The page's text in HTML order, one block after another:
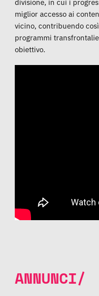
miglior accesso ai
vicino, contribuendo
programmi
obiettivo.
ANNUNCI/